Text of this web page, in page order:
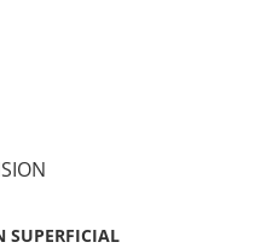
SUPERFICIAL